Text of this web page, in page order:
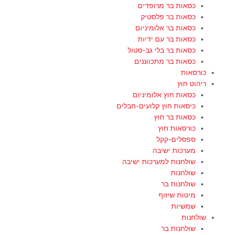
כסאות בר מרופדים
כסאות בר פלסטיק
כסאות בר אלומיניום
כסאות בר עם ידיות
כסאות בר בלי גב-סטול
כסאות בר מתכווננים
כורסאות
ריהוט חוץ
כסאות חוץ אלומיניום
כיסאות חוץ קלועים-חבלים
כסאות בר חוץ
כורסאות חוץ
ספסלים-קקל
מערכות ישיבה
שולחנות למערכות ישיבה
שולחנות
שולחנות בר
מיטות שיזוף
שמשיות
שולחנות
שולחנות בר